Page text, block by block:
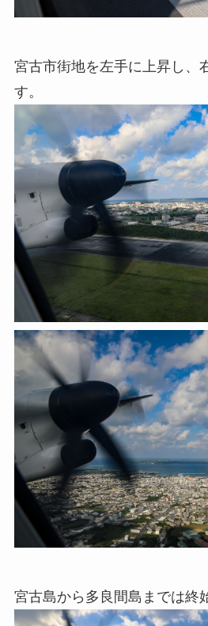
宮古市街地を左手に上昇し、
す。
宮古島から多良間島までは終